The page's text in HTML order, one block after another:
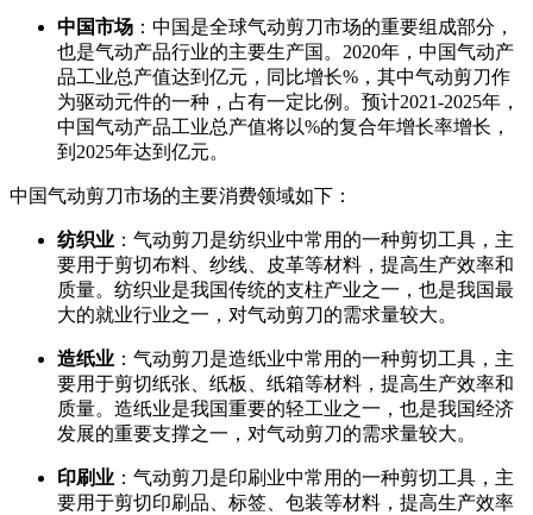
中国市场 ：中国是全球气动剪刀市场的重要组成部分，
也是气动产品行业的主要生产国。2020年，中国气动产
品工业总产值达到亿元，同比增长%，其中气动剪刀作
为驱动元件的一种，占有一定比例。预计2021-2025年，
中国气动产品工业总产值将以%的复合年增长率增长，
到2025年达到亿元。
中国气动剪刀市场的主要消费领域如下：
纺织业 ：气动剪刀是纺织业中常用的一种剪切工具，主
要用于剪切布料、纱线、皮革等材料，提高生产效率和
质量。纺织业是我国传统的支柱产业之一，也是我国最
大的就业行业之一，对气动剪刀的需求量较大。
造纸业 ：气动剪刀是造纸业中常用的一种剪切工具，主
要用于剪切纸张、纸板、纸箱等材料，提高生产效率和
质量。造纸业是我国重要的轻工业之一，也是我国经济
发展的重要支撑之一，对气动剪刀的需求量较大。
印刷业 ：气动剪刀是印刷业中常用的一种剪切工具，主
要用于剪切印刷品、标签、包装等材料，提高生产效率